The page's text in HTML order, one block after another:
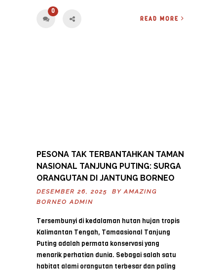
0
READ MORE
PESONA TAK TERBANTAHKAN TAMAN
NASIONAL TANJUNG PUTING: SURGA
ORANGUTAN DI JANTUNG BORNEO
DESEMBER 26, 2025 BY AMAZING
BORNEO ADMIN
Tersembunyi di kedalaman hutan hujan tropis
Kalimantan Tengah, Tamaasional Tanjung
Puting adalah permata konservasi yang
menarik perhatian dunia. Sebagai salah satu
habitat alami orangutan terbesar dan paling